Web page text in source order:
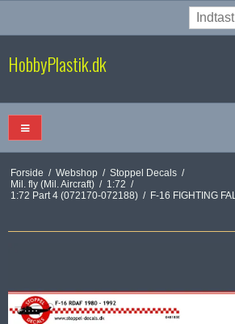
HobbyPlastik.dk
Forside / Webshop / Stoppel Decals /
Mil. fly (Mil. Aircraft) / 1:72 /
1:72 Part 4 (072170-072188) / F-16 FIGHTING